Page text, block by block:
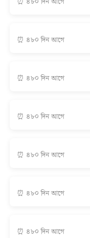
⏰ ৪৮০ দিন আগে
⏰ ৪৮০ দিন আগে
⏰ ৪৮০ দিন আগে
⏰ ৪৮০ দিন আগে
⏰ ৪৮০ দিন আগে
⏰ ৪৮০ দিন আগে